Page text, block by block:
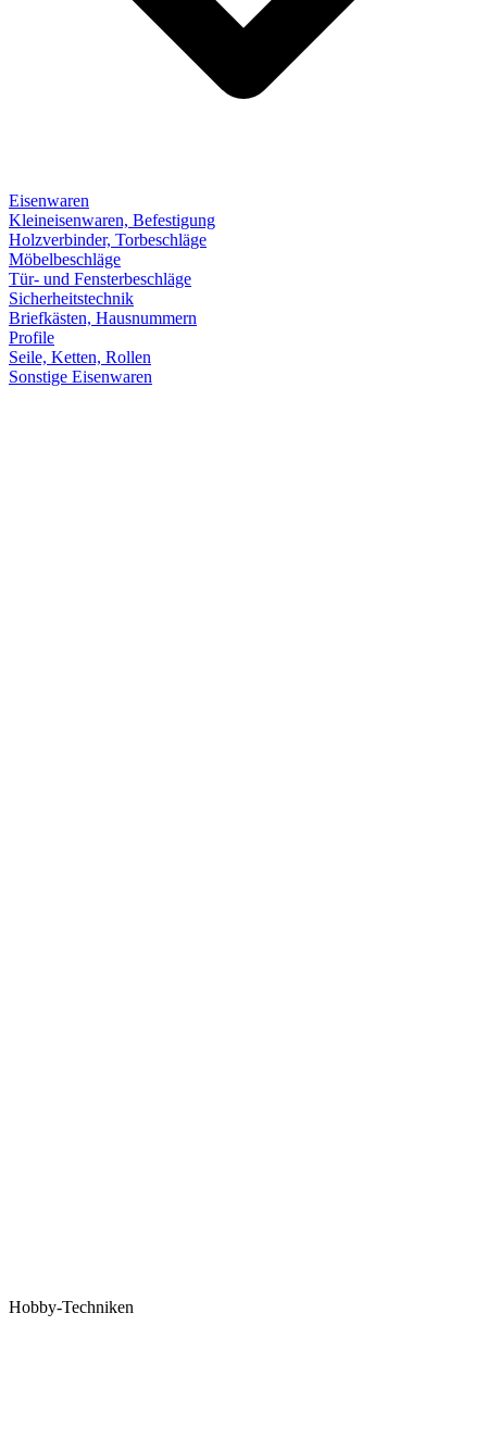
Eisenwaren
Kleineisenwaren, Befestigung
Holzverbinder, Torbeschläge
Möbelbeschläge
Tür- und Fensterbeschläge
Sicherheitstechnik
Briefkästen, Hausnummern
Profile
Seile, Ketten, Rollen
Sonstige Eisenwaren
Hobby-Techniken